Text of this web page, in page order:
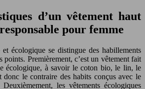
d’un vêtement haut
pour femme
et écologique se distingue des habillements
points. Premièrement, c’est un vêtement fait
écologique, à savoir le coton bio, le lin, le
donc le contraire des habits conçus avec le
les vêtements écologiques